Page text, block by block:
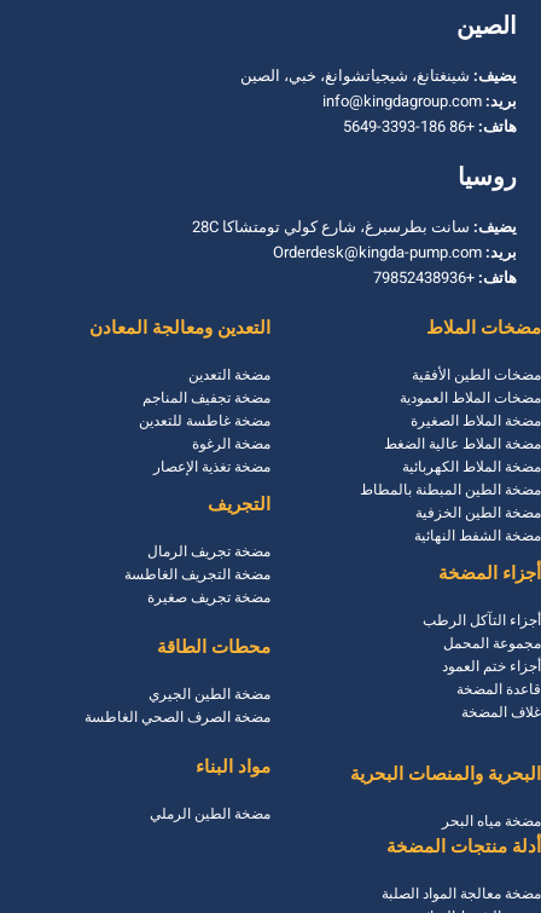
الصين
يضيف: شينغتانغ، شيجياتشوانغ، خبي، الصين
بريد:
هاتف: +86 186-3393-5649
روسيا
يضيف: سانت بطرسبرغ، شارع كولي تومتشاكا 28C
بريد:
هاتف: +79852438936
مضخات الملاط
مضخات الطين الأفقية
مضخات الملاط العمودية
مضخة الملاط الصغيرة
مضخة الملاط عالية الضغط
مضخة الملاط الكهربائية
مضخة الطين المبطنة بالمطاط
مضخة الطين الخزفية
مضخة الشفط النهائية
أجزاء المضخة
أجزاء التآكل الرطب
مجموعة المحمل
أجزاء ختم العمود
قاعدة المضخة
غلاف المضخة
البحرية والمنصات البحرية
مضخة مياه البحر
التعدين ومعالجة المعادن
مضخة التعدين
مضخة تجفيف المناجم
مضخة غاطسة للتعدين
مضخة الرغوة
مضخة تغذية الإعصار
التجريف
مضخة تجريف الرمال
مضخة التجريف الغاطسة
مضخة تجريف صغيرة
محطات الطاقة
مضخة الطين الجيري
مضخة الصرف الصحي الغاطسة
مواد البناء
مضخة الطين الرملي
أدلة منتجات المضخة
مضخة معالجة المواد الصلبة